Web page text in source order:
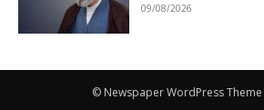
09/08/2026
© Newspaper WordPress